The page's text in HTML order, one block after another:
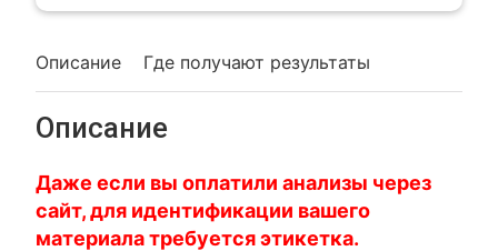
Описание Где получают результаты
Описание
Даже если вы оплатили анализы через
сайт, для идентификации вашего
материала требуется этикетка.